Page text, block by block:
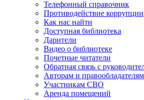
Телефонный справочник
Противодействие коррупции
Как нас найти
Доступная библиотека
Дарители
Видео о библиотеке
Почетные читатели
Обратная связь с
Авторам и правообладателям
Участникам СВО
Аренда помещений